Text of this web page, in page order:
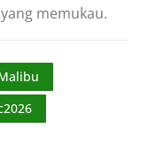
memukau.